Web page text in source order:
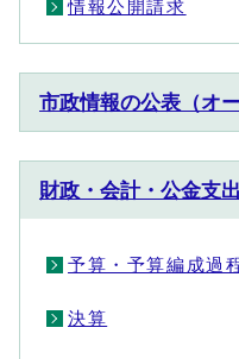
情報公開請求
市政情報の公表（オ
財政・会計・公金支出
予算・予算編成過
決算